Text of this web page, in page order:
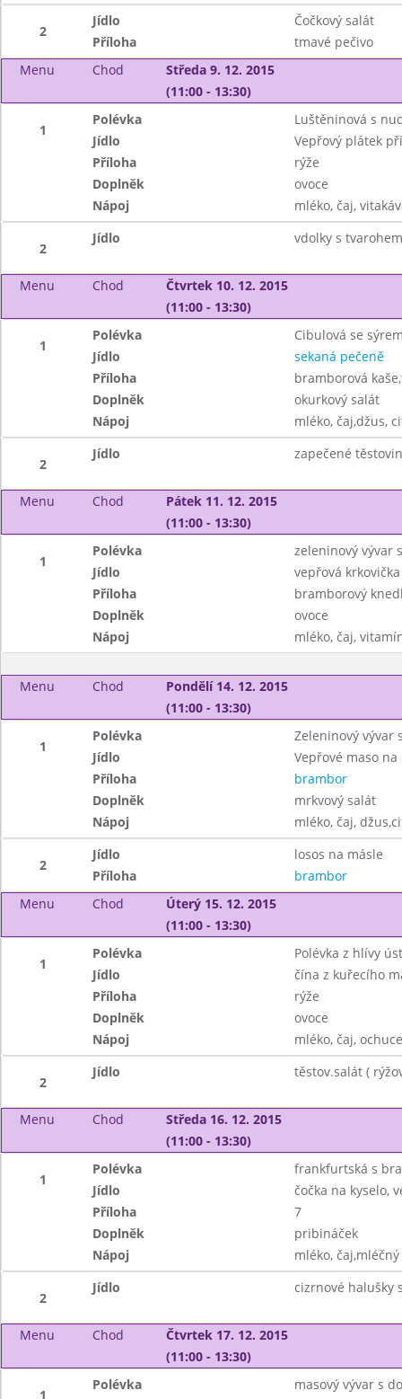
2
Jídlo
Čočkový salát
Příloha
tmavé pečivo
Menu
Chod
Středa 9. 12. 2015
(11:00 - 13:30)
1
Polévka
Luštěninová s
Jídlo
Vepřový plátek
Příloha
rýže
Doplněk
ovoce
Nápoj
mléko, čaj,
2
Jídlo vdolky s
Menu Chod
Čtvrtek 10. 12. 2015
(11:00 - 13:30)
1
Polévka
Cibulová se
Jídlo
sekaná pečeně
Příloha
bramborová
Doplněk
okurkový salát
Nápoj
mléko, čaj,džus,
2
Jídlo zapečené
Menu Chod
Pátek 11. 12. 2015
(11:00 - 13:30)
1
Polévka
zeleninový vývar
Jídlo
vepřová
Příloha
bramborový
Doplněk
ovoce
Nápoj
mléko, čaj,
Menu Chod
Pondělí 14. 12. 2015
(11:00 - 13:30)
1
Polévka
Zeleninový vývar
Jídlo
Vepřové maso
Příloha
brambor
Doplněk
mrkvový salát
Nápoj
mléko, čaj,
2
Jídlo
losos na másle
Příloha
brambor
Menu
Chod
Úterý 15. 12. 2015
(11:00 - 13:30)
1
Polévka
Polévka z hlívy
Jídlo
čína z kuřecího
Příloha
rýže
Doplněk
ovoce
Nápoj
mléko, čaj,
2
Jídlo těstov.salát (
Menu Chod
Středa 16. 12. 2015
(11:00 - 13:30)
1
Polévka
frankfurtská s
Jídlo
čočka na kyselo,
Příloha
7
Doplněk
pribináček
Nápoj
mléko,
2
Jídlo cizrnové halušky
Menu Chod
Čtvrtek 17. 12. 2015
(11:00 - 13:30)
1
Polévka
masový vývar s